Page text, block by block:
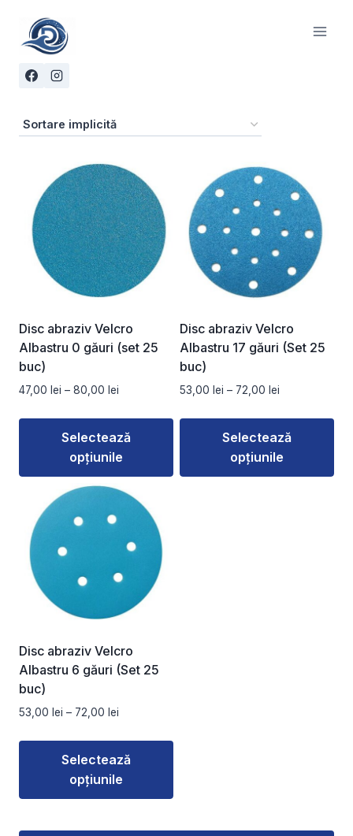
content
Disc abraziv Velcro
Albastru 0 găuri (set 25
buc)
47,00 lei – 80,00 lei
prețuri:
47,00 lei
până
80,00 lei
Selectează
opțiunile
produs
are
mai
multe
variații.
Opțiunile
fi
alese
în
produsului.
Disc abraziv Velcro
Albastru 17 găuri (Set 25
buc)
53,00 lei – 72,00 lei
prețuri:
53,00 lei
până
Selectează
opțiunile
Disc abraziv Velcro
Albastru 6 găuri (Set 25
buc)
53,00 lei – 72,00 lei
prețuri:
53,00 lei
până
Selectează
opțiunile
produs